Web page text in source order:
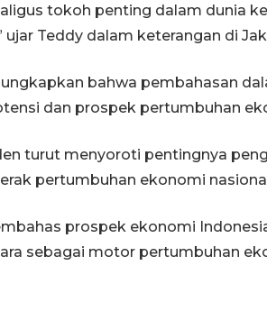
tokoh penting dalam dunia
ujar Teddy dalam keterangan di
bahwa pembahasan
dan prospek pertumbuhan
turut menyoroti pentingnya
pertumbuhan ekonomi
prospek ekonomi
sebagai motor pertumbuhan